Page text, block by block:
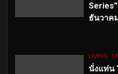
ธันวาค
LIVING
นั่งแท่น